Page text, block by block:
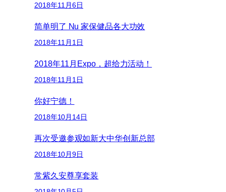
2018年11月6日
简单明了 Nu 家保健品各大功效
2018年11月1日
2018年11月Expo，超给力活动！
2018年11月1日
你好宁德！
2018年10月14日
再次受邀参观如新大中华创新总部
2018年10月9日
常紫久安尊享套装